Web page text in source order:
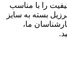
را با مناسب‌
بسته به سایز
ما،